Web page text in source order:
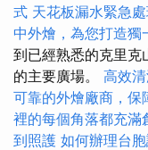
式 天花板漏水緊急
中外燴，為您打造獨
到已經熟悉的克里克
的主要廣場。 高效
可靠的外燴廠商，保
裡的每個角落都充滿
到照護 如何辦理台